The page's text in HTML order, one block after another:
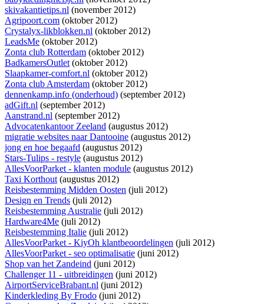
skivakantietips.nl (november 2012)
Agripoort.com (oktober 2012)
Crystalyx-likblokken.nl (oktober 2012)
LeadsMe (oktober 2012)
Zonta club Rotterdam (oktober 2012)
BadkamersOutlet(oktober 2012)
Slaapkamer-comfort.nl (oktober 2012)
Zonta club Amsterdam (oktober 2012)
dennenkamp.info (onderhoud) (september 2012)
adGift.nl (september 2012)
Aanstrand.nl (september 2012)
Advocatenkantoor Zeeland (augustus 2012)
migratie websites naar Dantooine (augustus 2012)
jong en hoe begaafd (augustus 2012)
Stars-Tulips - restyle (augustus 2012)
AllesVoorParket - klanten module (augustus 2012)
Taxi Korthout(augustus 2012)
Reisbestemming Midden Oosten (juli 2012)
Design en Trends (juli 2012)
Reisbestemming Australie (juli 2012)
Hardware4Me (juli 2012)
Reisbestemming Italie (juli 2012)
AllesVoorParket - KiyOh klantbeoordelingen (juli 2012)
AllesVoorParket - seo optimalisatie (juni 2012)
Shop van het Zandeind (juni 2012)
Challenger 11 - uitbreidingen (juni 2012)
AirportServiceBrabant.nl (juni 2012)
Kinderkleding By Frodo (juni 2012)